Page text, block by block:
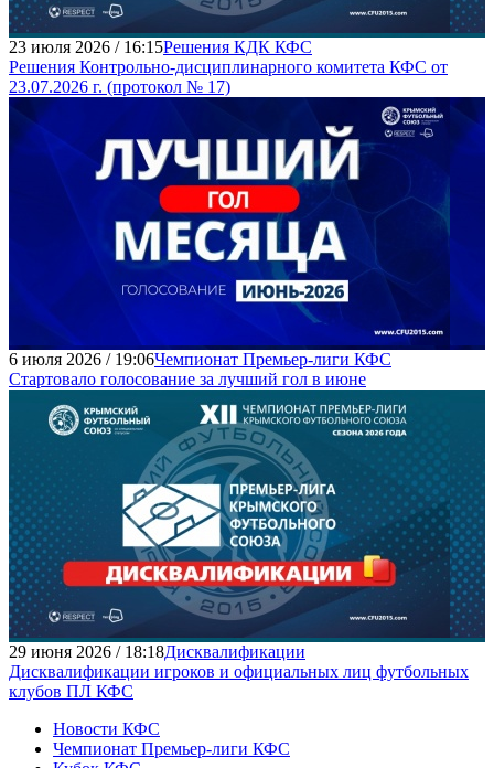
23 июля 2026 / 16:15Решения КДК КФС
Решения Контрольно-дисциплинарного комитета КФС от
23.07.2026 г. (протокол № 17)
6 июля 2026 / 19:06Чемпионат Премьер-лиги КФС
Стартовало голосование за лучший гол в июне
29 июня 2026 / 18:18Дисквалификации
Дисквалификации игроков и официальных лиц футбольных
клубов ПЛ КФС
Новости КФС
Чемпионат Премьер-лиги КФС